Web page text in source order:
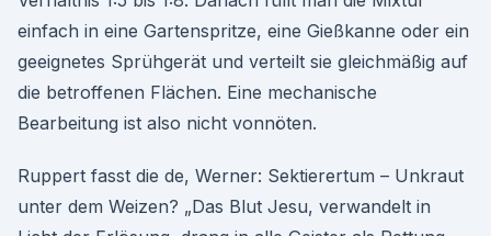
einfach in eine Gartenspritze, eine Gießkanne oder ein
geeignetes Sprühgerät und verteilt sie gleichmäßig auf
die betroffenen Flächen. Eine mechanische
Bearbeitung ist also nicht vonnöten.
Ruppert fasst die de, Werner: Sektierertum – Unkraut
unter dem Weizen? „Das Blut Jesu, verwandelt in